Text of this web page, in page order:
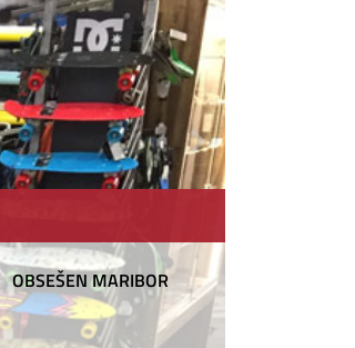
OBSEŠEN MARIBOR